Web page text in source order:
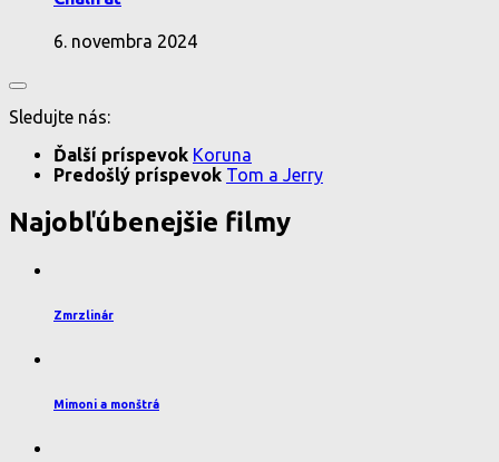
6. novembra 2024
Sledujte nás:
Ďalší príspevok Koruna
Predošlý príspevok Tom a Jerry
Najobľúbenejšie filmy
Zmrzlinár
Mimoni a monštrá